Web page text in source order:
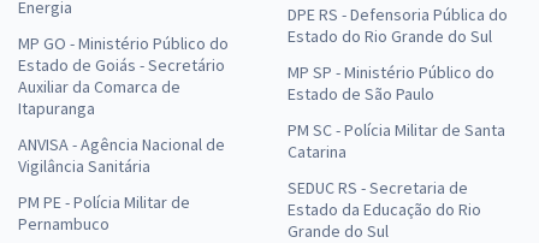
Energia
MP GO - Ministério Público do
Estado de Goiás - Secretário
Auxiliar da Comarca de
Itapuranga
ANVISA - Agência Nacional de
Vigilância Sanitária
PM PE - Polícia Militar de
Pernambuco
DPE RS - Defensoria Pública do
Estado do Rio Grande do Sul
MP SP - Ministério Público do
Estado de São Paulo
PM SC - Polícia Militar de Santa
Catarina
SEDUC RS - Secretaria de
Estado da Educação do Rio
Grande do Sul